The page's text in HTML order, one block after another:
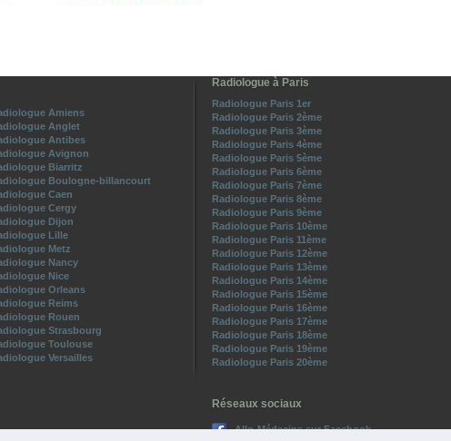
Amiens
Anglet
Antibes
Avignon
Biarritz
Boulogne-billancourt
Caen
Cergy
Dijon
Lille
Metz
Nancy
Nice
Orleans
Reims
Rouen
Strasbourg
Toulouse
Versailles
Radiologue à Paris
Radiologue Paris 1er
Radiologue Paris 2ème
Radiologue Paris 3ème
Radiologue Paris 4ème
Radiologue Paris 5ème
Radiologue Paris 6ème
Radiologue Paris 7ème
Radiologue Paris 8ème
Radiologue Paris 9ème
Radiologue Paris 10ème
Radiologue Paris 11ème
Radiologue Paris 12ème
Radiologue Paris 13ème
Radiologue Paris 14ème
Radiologue Paris 15ème
Radiologue Paris 16ème
Radiologue Paris 17ème
Radiologue Paris 18ème
Radiologue Paris 19ème
Radiologue Paris 20ème
Réseaux sociaux
Allo-Médecins sur Facebook